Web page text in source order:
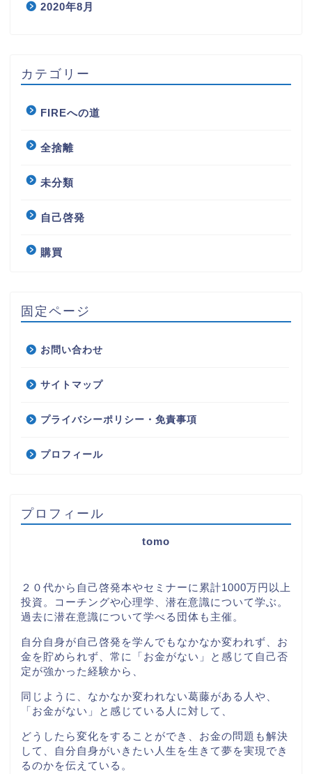
2020年8月
カテゴリー
FIREへの道
全捨離
未分類
自己啓発
購買
固定ページ
お問い合わせ
サイトマップ
プライバシーポリシー・免責事項
プロフィール
プロフィール
tomo
２０代から自己啓発本やセミナーに累計1000万円以上
投資。コーチングや心理学、潜在意識について学ぶ。
過去に潜在意識について学べる団体も主催。
自分自身が自己啓発を学んでもなかなか変われず、お
金を貯められず、常に「お金がない」と感じて自己否
定が強かった経験から、
同じように、なかなか変われない葛藤がある人や、
「お金がない」と感じている人に対して、
どうしたら変化をすることができ、お金の問題も解決
して、自分自身がいきたい人生を生きて夢を実現でき
るのかを伝えている。